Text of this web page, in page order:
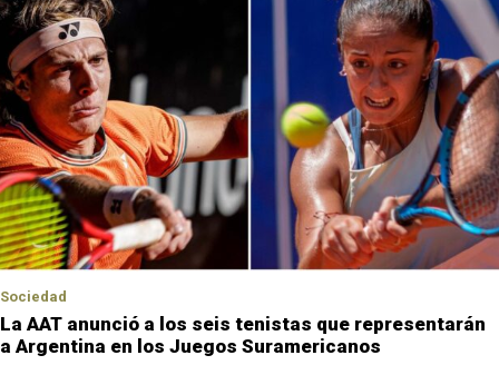
Sociedad
La AAT anunció a los seis tenistas que representarán
a Argentina en los Juegos Suramericanos